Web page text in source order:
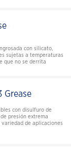
con silicato,
sujetas a temperaturas
que no se derrita
Grease
con disulfuro de
presión extrema
de aplicaciones